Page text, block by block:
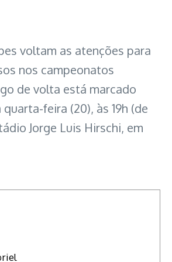
voltam as atenções para
nos campeonatos
de volta está marcado
feira (20), às 19h (de
Jorge Luis Hirschi, em